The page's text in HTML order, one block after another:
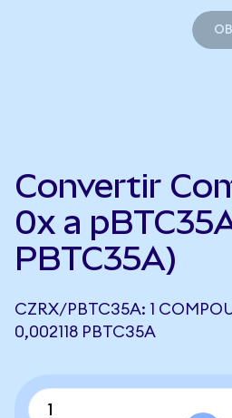
Convertir
0x a
PBTC35A)
CZRX/PBTC35A: 1
0,002118 PBTC35A